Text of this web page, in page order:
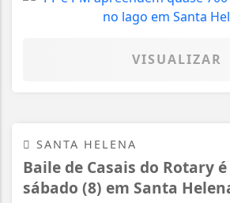
VISUALIZAR
SANTA HELENA
Baile de Casais do Rotary
sábado (8) em Santa